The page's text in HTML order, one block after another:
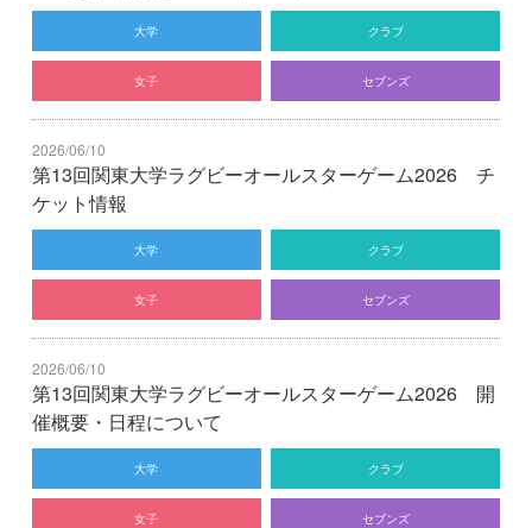
大学 クラブ
女子 セブンズ
2026/06/10
第13回関東大学ラグビーオールスターゲーム2026 チ
ケット情報
大学 クラブ
女子 セブンズ
2026/06/10
第13回関東大学ラグビーオールスターゲーム2026 開
催概要・日程について
大学 クラブ
女子 セブンズ